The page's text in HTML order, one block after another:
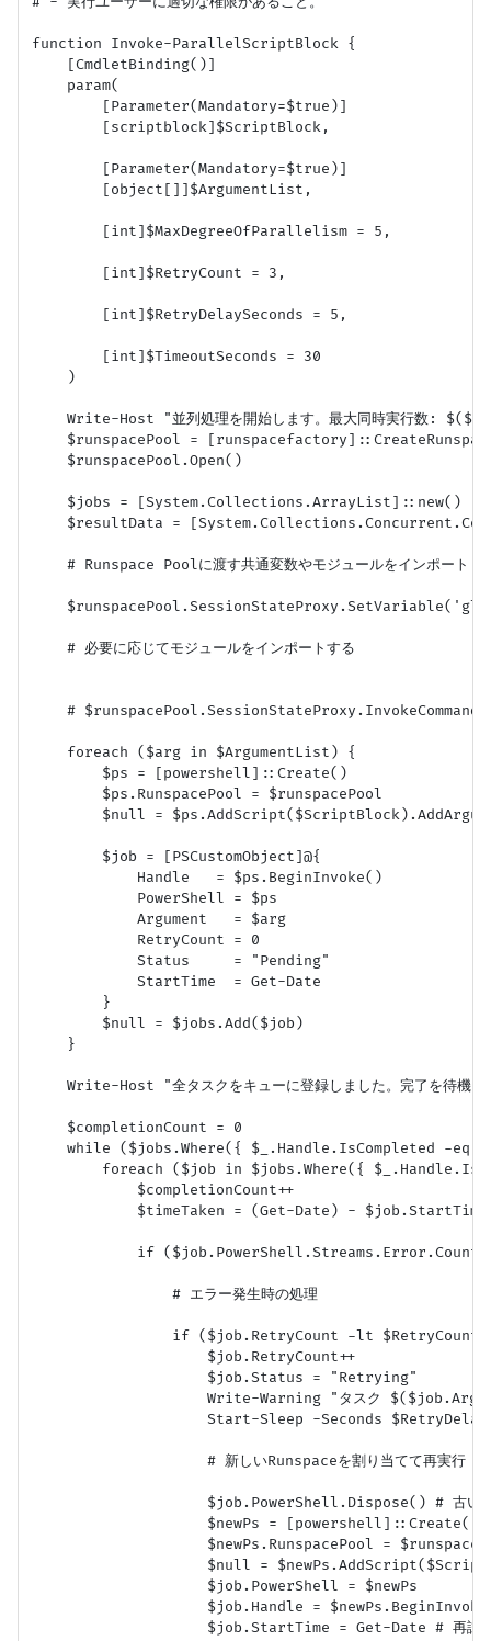
function Invoke-ParallelScriptBlock {
    [CmdletBinding()]
    param(
        [Parameter(Mandatory=$true)]
        [scriptblock]$ScriptBlock,
        [Parameter(Mandatory=$true)]
        [object[]]$ArgumentList,
        [int]$MaxDegreeOfParallelism = 5,
        [int]$RetryCount = 3,
        [int]$RetryDelaySeconds = 5,
        [int]$TimeoutSeconds = 30
    )
Write-Host "並列処理を開始します。最大同時実行数:
$runspacePool =
    $runspacePool.Open()
    $jobs = [System.Collections.ArrayList]::new()
$resultData =
    # Runspace Poolに渡す共通変数やモジュールをインポート
    # 必要に応じてモジュールをインポートする
#
    foreach ($arg in $ArgumentList) {
        $ps = [powershell]::Create()
        $ps.RunspacePool = $runspacePool
$null =
        $job = [PSCustomObject]@{
            Handle   = $ps.BeginInvoke()
            PowerShell = $ps
            Argument   = $arg
            RetryCount = 0
            Status     = "Pending"
            StartTime  = Get-Date
        }
        $null = $jobs.Add($job)
    }
Write-Host "全タスクをキューに登録しました。完了を待
    $completionCount = 0
while ($jobs.Where({ $_.Handle.IsCompleted -eq
foreach ($job in $jobs.Where({
            $completionCount++
            $timeTaken = (Get-Date) - $job.StartTime
if ($job.PowerShell.Streams.Error.Count
                # エラー発生時の処理
if ($job.RetryCount -lt $RetryCount)
                    $job.RetryCount++
                    $job.Status = "Retrying"
Write-Warning "タスク
Start-Sleep -Seconds
                    # 新しいRunspaceを割り当てて再実行
$job.PowerShell.Dispose() # 古い
                    $newPs = [powershell]::Create()
$newPs.RunspacePool =
$null =
                    $job.PowerShell = $newPs
$job.Handle =
$job.StartTime = Get-Date # 再試行